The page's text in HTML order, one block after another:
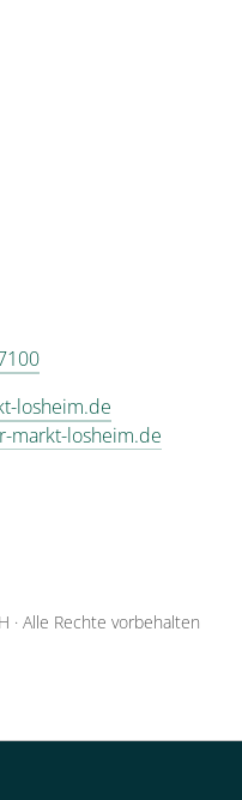
losheim.de
markt-losheim.de
· Alle Rechte vorbehalten